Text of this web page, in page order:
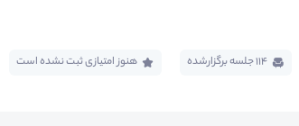
114 جلسه برگزار‌شده هنوز امتیازی ثبت نشده است